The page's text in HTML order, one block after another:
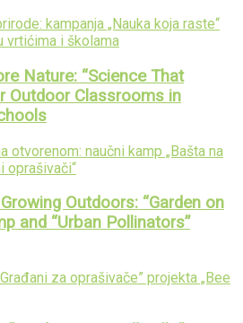
Nature: “Science That
Outdoor Classrooms in
Outdoors: “Garden on
and “Urban Pollinators”